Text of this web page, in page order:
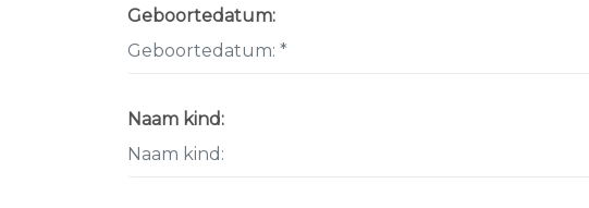
Geboortedatum:
Naam kind: